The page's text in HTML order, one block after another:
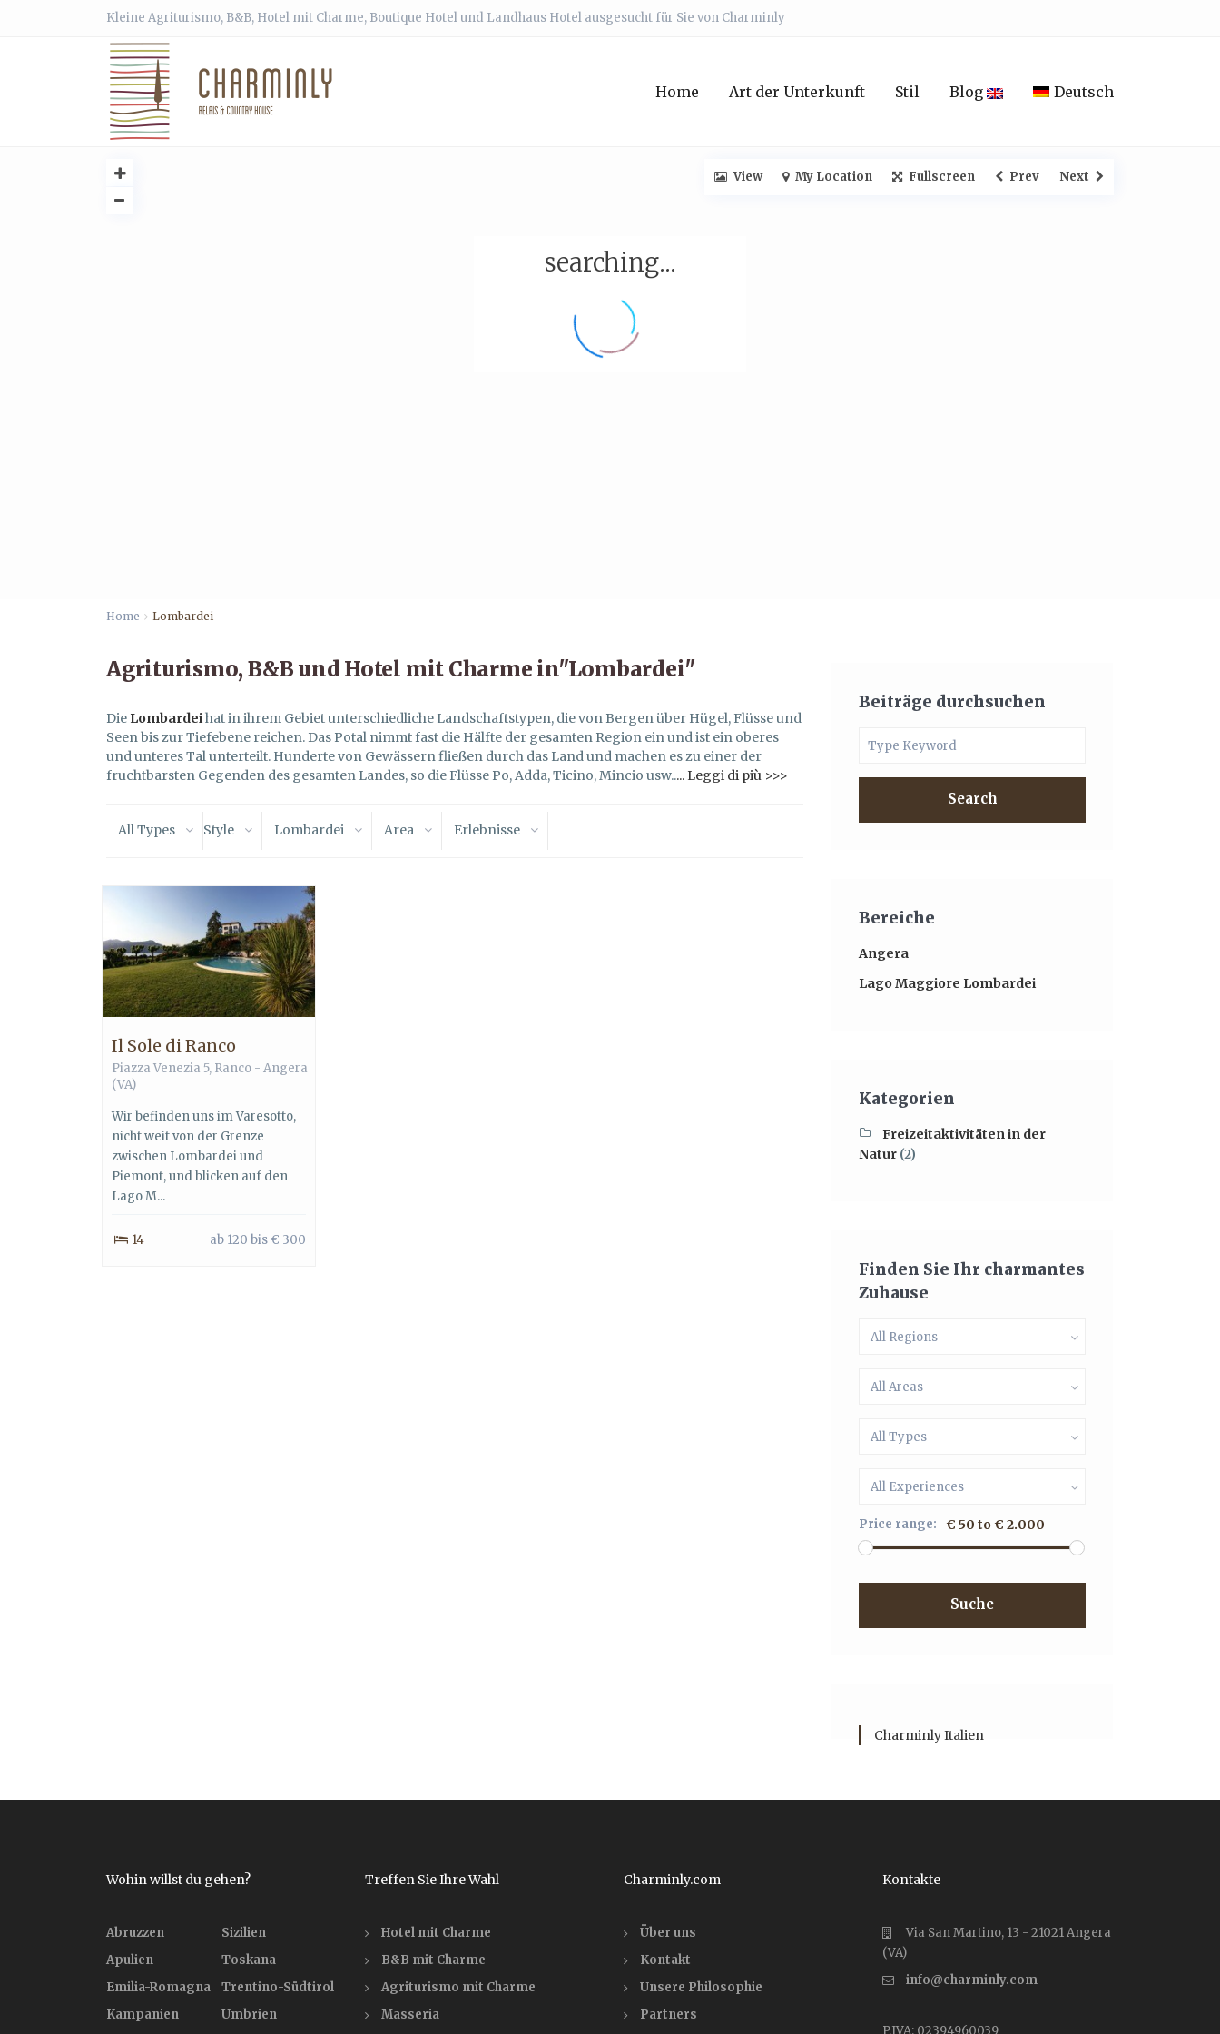
Kleine Agriturismo, B&B, Hotel mit Charme, Boutique Hotel und Landhaus Hotel ausgesucht für Sie von Charminly
Home Art der Unterkunft Stil Blog Deutsch
searching...
View My Location Fullscreen Prev Next
Home Lombardei
Agriturismo, B&B und Hotel mit Charme in"Lombardei"
Die Lombardeihat in ihrem Gebiet unterschiedliche Landschaftstypen, die von Bergen über Hügel, Flüsse und
Seen bis zur Tiefebene reichen. Das Potal nimmt fast die Hälfte der gesamten Region ein und ist ein oberes
und unteres Tal unterteilt. Hunderte von Gewässern fließen durch das Land und machen es zu einer der
fruchtbarsten Gegenden des gesamten Landes, so die Flüsse Po, Adda, Ticino, Mincio usw..... Leggi di più >>>
All Types Style Lombardei Area Erlebnisse
Il Sole di Ranco
Piazza Venezia 5, Ranco - Angera
(VA)
Wir befinden uns im Varesotto,
nicht weit von der Grenze
zwischen Lombardei und
Piemont, und blicken auf den
Lago M...
14 ab 120 bis € 300
Beiträge durchsuchen
Search
Bereiche
Angera
Lago Maggiore Lombardei
Kategorien
Freizeitaktivitäten in der
Natur (2)
Finden Sie Ihr charmantes
Zuhause
All Regions
All Areas
All Types
All Experiences
Price range: € 50 to € 2.000
Suche
Charminly Italien
Wohin willst du gehen?
Abruzzen
Apulien
Emilia-Romagna
Kampanien
Sizilien
Toskana
Trentino-Südtirol
Umbrien
Treffen Sie Ihre Wahl
Hotel mit Charme
B&B mit Charme
Agriturismo mit Charme
Masseria
Charminly.com
Über uns
Kontakt
Unsere Philosophie
Partners
Kontakte
Via San Martino, 13 - 21021 Angera
(VA)
info@charminly.com
P.IVA: 02394960039